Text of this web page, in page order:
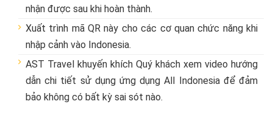
nhận được sau khi hoàn thành.
Xuất trình mã QR này cho các cơ quan chức năng khi
nhập cảnh vào Indonesia.
AST Travel khuyến khích Quý khách xem video hướng
dẫn chi tiết sử dụng ứng dụng All Indonesia để đảm
bảo không có bất kỳ sai sót nào.